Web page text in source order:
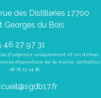
des Distilleries 17700
Georges du Bois
46 27 97 31
d’urgence uniquement et en dehors
d’ouverture de la mairie, contactez
06 70 13 14 18.